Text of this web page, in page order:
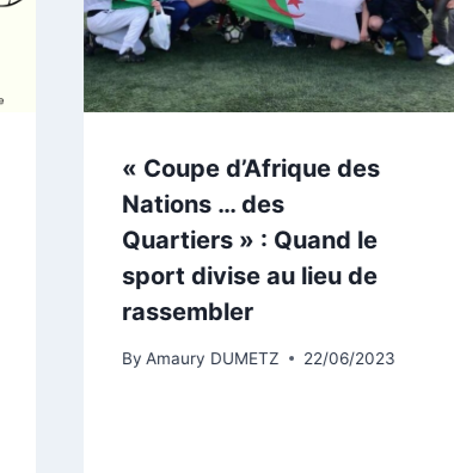
« Coupe d’Afrique des
Nations … des
Quartiers » : Quand le
sport divise au lieu de
rassembler
By Amaury DUMETZ 22/06/2023